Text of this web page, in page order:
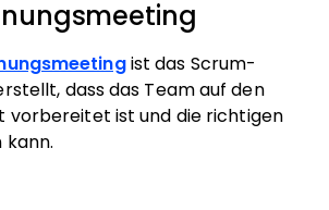
ist das Scrum-
dass das Team auf den
vorbereitet ist und die richtigen
kann.